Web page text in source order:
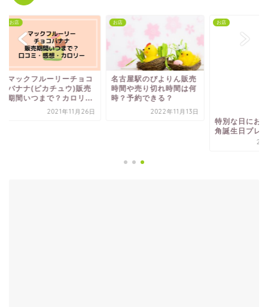
クフルーリーチョコ
ナ(ピカチュウ)販売
いつまで？カロリ...
2021年11月26日
名古屋駅のぴよりん販売
時間や売り切れ時間は何
時？予約できる？
2022年11月13日
特別な日におすすめ
角誕生日プレートの